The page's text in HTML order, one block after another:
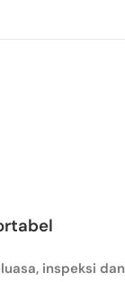
inspeksi dan